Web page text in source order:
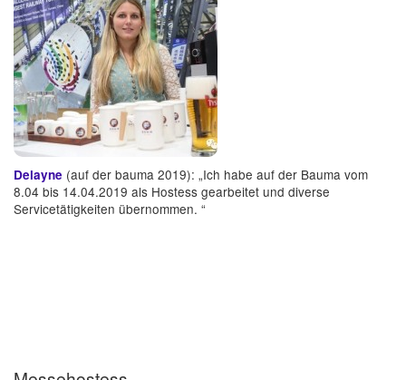
Delayne (auf der bauma 2019): „Ich habe auf der Bauma vom
8.04 bis 14.04.2019 als Hostess gearbeitet und diverse
Servicetätigkeiten übernommen. “